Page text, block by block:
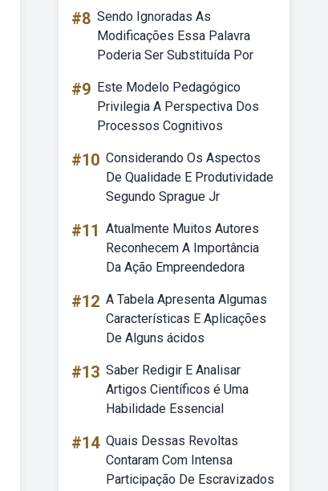
#8 Sendo Ignoradas As
Modificações Essa Palavra
Poderia Ser Substituída Por
#9 Este Modelo Pedagógico
Privilegia A Perspectiva Dos
Processos Cognitivos
#10 Considerando Os Aspectos
De Qualidade E Produtividade
Segundo Sprague Jr
#11 Atualmente Muitos Autores
Reconhecem A Importância
Da Ação Empreendedora
#12 A Tabela Apresenta Algumas
Características E Aplicações
De Alguns ácidos
#13 Saber Redigir E Analisar
Artigos Científicos é Uma
Habilidade Essencial
#14 Quais Dessas Revoltas
Contaram Com Intensa
Participação De Escravizados